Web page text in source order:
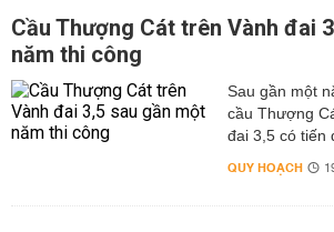
Cầu Thượng Cát trên Vành đai
năm thi công
Sau gần một
cầu Thượng
đai 3,5 có tiến
QUY HOẠCH